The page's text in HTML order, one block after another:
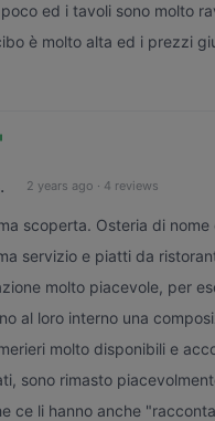
ed i tavoli sono molto
è molto alta ed i prezzi
2 years ago · 4 reviews
scoperta. Osteria di nome
servizio e piatti da
molto piacevole, per
al loro interno una
molto disponibili e
sono rimasto
ce li hanno anche